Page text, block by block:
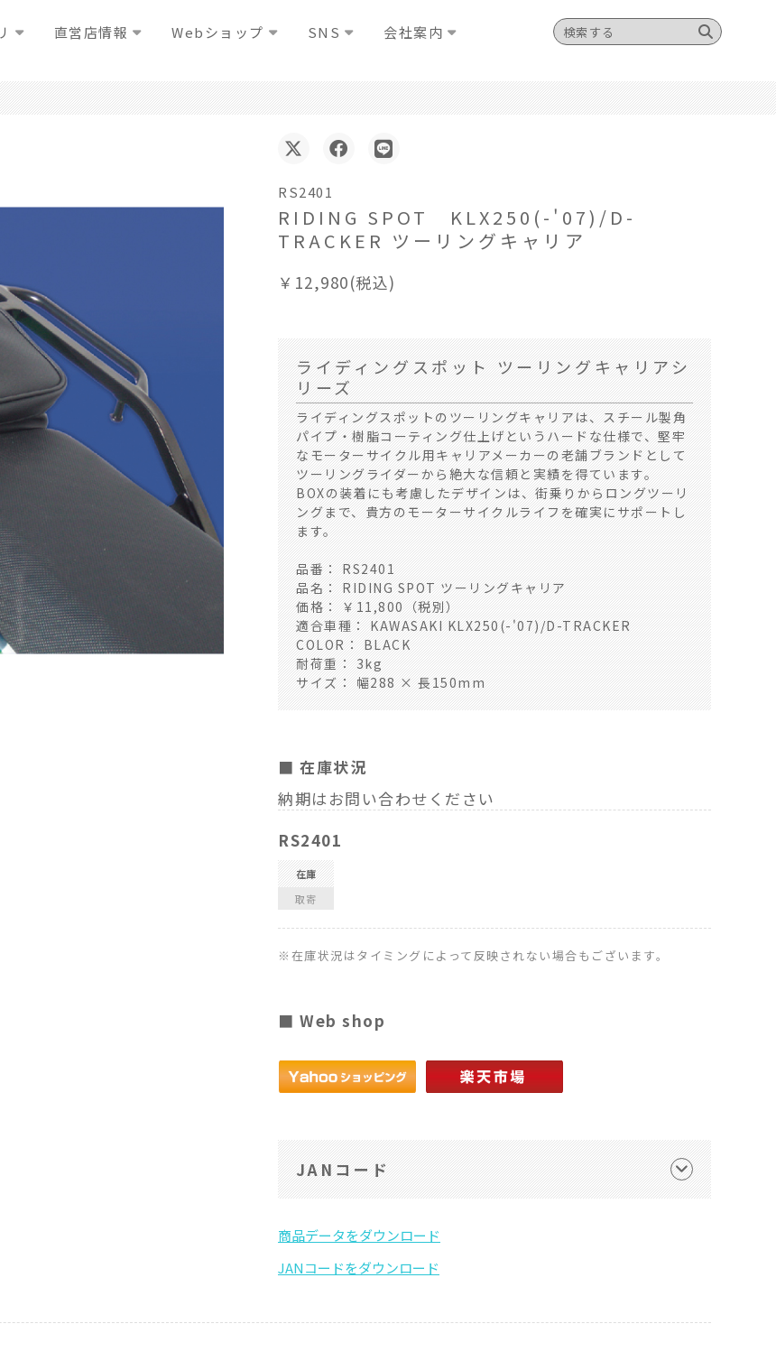
直営店情報 Webショップ SNS 会社案内
RS2401
RIDING SPOT KLX250(-'07)/D-
TRACKER ツーリングキャリア
￥12,980(税込)
ライディングスポット ツーリングキャリアシ
リーズ
ライディングスポットのツーリングキャリアは、スチール製角
パイプ・樹脂コーティング仕上げというハードな仕様で、堅牢
なモーターサイクル用キャリアメーカーの老舗ブランドとして
ツーリングライダーから絶大な信頼と実績を得ています。
BOXの装着にも考慮したデザインは、街乗りからロングツーリ
ングまで、貴方のモーターサイクルライフを確実にサポートし
ます。
品番： RS2401
品名： RIDING SPOT ツーリングキャリア
価格： ￥11,800（税別）
適合車種： KAWASAKI KLX250(-'07)/D-TRACKER
COLOR： BLACK
耐荷重： 3kg
サイズ： 幅288 × 長150mm
■ 在庫状況
納期はお問い合わせください
RS2401
在庫
取寄
※在庫状況はタイミングによって反映されない場合もございます。
■ Web shop
JANコード